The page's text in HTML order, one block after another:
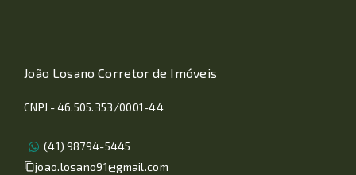
João Losano Corretor de Imóveis
CNPJ - 46.505.353/0001-44
(41) 98794-5445
joao.losano91@gmail.com